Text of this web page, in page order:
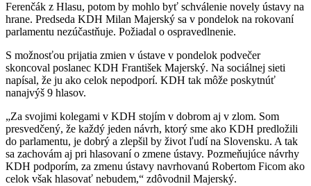
Ferenčák z Hlasu, potom by mohlo byť schválenie novely ústavy na
hrane. Predseda KDH Milan Majerský sa v pondelok na rokovaní
parlamentu nezúčastňuje. Požiadal o ospravedlnenie.
S možnosťou prijatia zmien v ústave v pondelok podvečer
skoncoval poslanec KDH František Majerský. Na sociálnej sieti
napísal, že ju ako celok nepodporí. KDH tak môže poskytnúť
nanajvýš 9 hlasov.
„Za svojimi kolegami v KDH stojím v dobrom aj v zlom. Som
presvedčený, že každý jeden návrh, ktorý sme ako KDH predložili
do parlamentu, je dobrý a zlepšil by život ľudí na Slovensku. A tak
sa zachovám aj pri hlasovaní o zmene ústavy. Pozmeňujúce návrhy
KDH podporím, za zmenu ústavy navrhovanú Robertom Ficom ako
celok však hlasovať nebudem,“ zdôvodnil Majerský.